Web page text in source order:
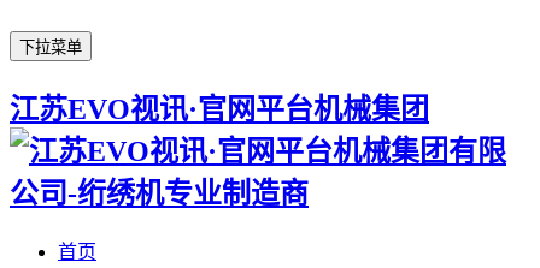
下拉菜单
江苏EVO视讯·官网平台机械集团
首页